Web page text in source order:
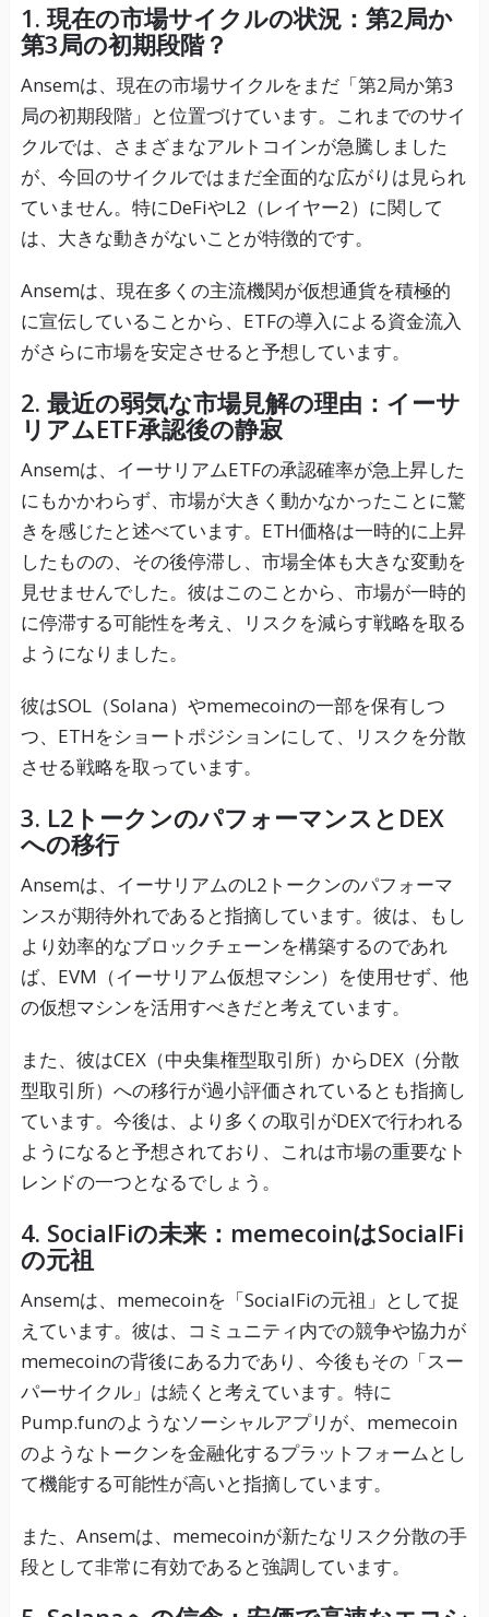
1. 現在の市場サイクルの状況：第2局か
第3局の初期段階？
Ansemは、現在の市場サイクルをまだ「第2局か第3
局の初期段階」と位置づけています。これまでのサイ
クルでは、さまざまなアルトコインが急騰しました
が、今回のサイクルではまだ全面的な広がりは見られ
ていません。特にDeFiやL2（レイヤー2）に関して
は、大きな動きがないことが特徴的です。
Ansemは、現在多くの主流機関が仮想通貨を積極的
に宣伝していることから、ETFの導入による資金流入
がさらに市場を安定させると予想しています。
2. 最近の弱気な市場見解の理由：イーサ
リアムETF承認後の静寂
Ansemは、イーサリアムETFの承認確率が急上昇した
にもかかわらず、市場が大きく動かなかったことに驚
きを感じたと述べています。ETH価格は一時的に上昇
したものの、その後停滞し、市場全体も大きな変動を
見せませんでした。彼はこのことから、市場が一時的
に停滞する可能性を考え、リスクを減らす戦略を取る
ようになりました。
彼はSOL（Solana）やmemecoinの一部を保有しつ
つ、ETHをショートポジションにして、リスクを分散
させる戦略を取っています。
3. L2トークンのパフォーマンスとDEX
への移行
Ansemは、イーサリアムのL2トークンのパフォーマ
ンスが期待外れであると指摘しています。彼は、もし
より効率的なブロックチェーンを構築するのであれ
ば、EVM（イーサリアム仮想マシン）を使用せず、他
の仮想マシンを活用すべきだと考えています。
また、彼はCEX（中央集権型取引所）からDEX（分散
型取引所）への移行が過小評価されているとも指摘し
ています。今後は、より多くの取引がDEXで行われる
ようになると予想されており、これは市場の重要なト
レンドの一つとなるでしょう。
4. SocialFiの未来：memecoinはSocialFi
の元祖
Ansemは、memecoinを「SocialFiの元祖」として捉
えています。彼は、コミュニティ内での競争や協力が
memecoinの背後にある力であり、今後もその「スー
パーサイクル」は続くと考えています。特に
Pump.funのようなソーシャルアプリが、memecoin
のようなトークンを金融化するプラットフォームとし
て機能する可能性が高いと指摘しています。
また、Ansemは、memecoinが新たなリスク分散の手
段として非常に有効であると強調しています。